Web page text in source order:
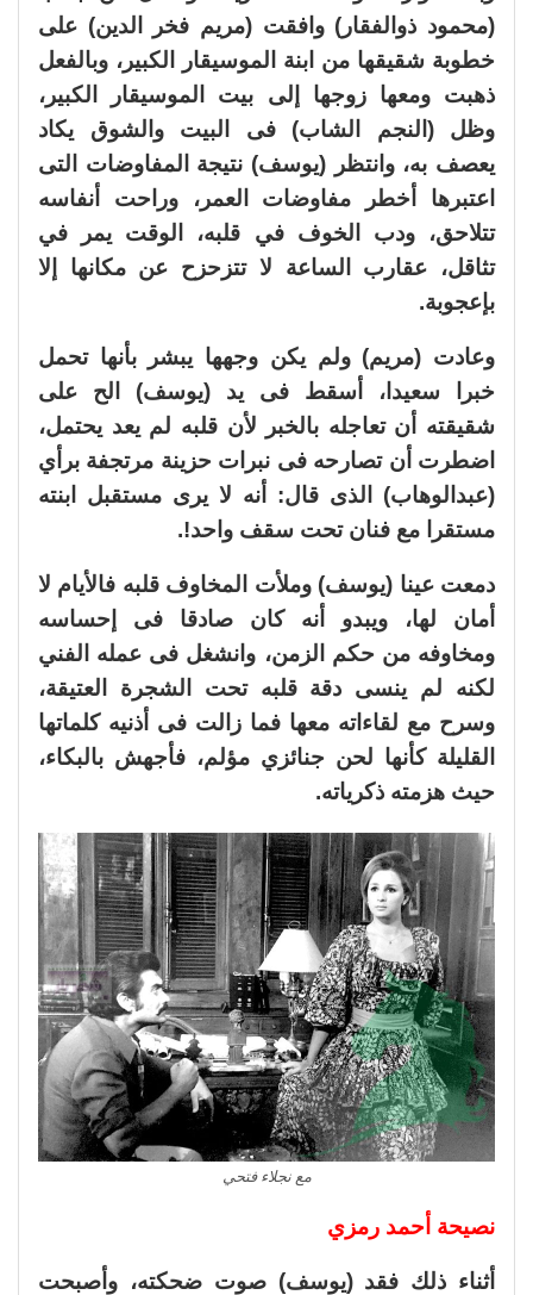
(محمود ذوالفقار) وافقت (مريم فخر الدين) على
خطوبة شقيقها من ابنة الموسيقار الكبير، وبالفعل
ذهبت ومعها زوجها إلى بيت الموسيقار الكبير،
وظل (النجم الشاب) فى البيت والشوق يكاد
يعصف به، وانتظر (يوسف) نتيجة المفاوضات التى
اعتبرها أخطر مفاوضات العمر، وراحت أنفاسه
تتلاحق، ودب الخوف في قلبه، الوقت يمر في
تثاقل، عقارب الساعة لا تتزحزح عن مكانها إلا
بإعجوبة.
وعادت (مريم) ولم يكن وجهها يبشر بأنها تحمل
خبرا سعيدا، أسقط فى يد (يوسف) الح على
شقيقته أن تعاجله بالخبر لأن قلبه لم يعد يحتمل،
اضطرت أن تصارحه فى نبرات حزينة مرتجفة برأي
(عبدالوهاب) الذى قال: أنه لا يرى مستقبل ابنته
مستقرا مع فنان تحت سقف واحد!.
دمعت عينا (يوسف) وملأت المخاوف قلبه فالأيام لا
أمان لها، ويبدو أنه كان صادقا فى إحساسه
ومخاوفه من حكم الزمن، وانشغل فى عمله الفني
لكنه لم ينسى دقة قلبه تحت الشجرة العتيقة،
وسرح مع لقاءاته معها فما زالت فى أذنيه كلماتها
القليلة كأنها لحن جنائزي مؤلم، فأجهش بالبكاء،
حيث هزمته ذكرياته.
مع نجلاء فتحي
نصيحة أحمد رمزي
أثناء ذلك فقد (يوسف) صوت ضحكته، وأصبحت